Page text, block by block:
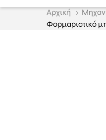
Αρχική
Φορμαριστικό